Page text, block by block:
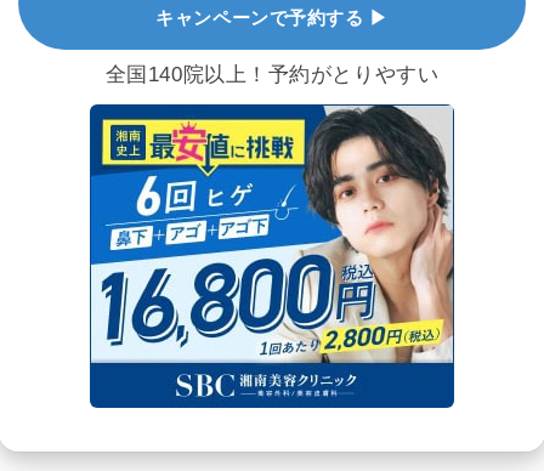
キャンペーンで予約する ▶
全国140院以上！予約がとりやすい